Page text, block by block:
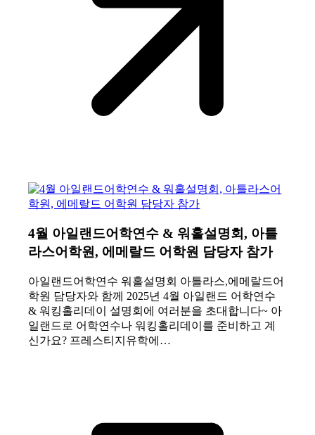
4월 아일랜드어학연수 & 워홀설명회, 아틀
라스어학원, 에메랄드 어학원 담당자 참가
아일랜드어학연수 워홀설명회 아틀라스,에메랄드어
학원 담당자와 함께 2025년 4월 아일랜드 어학연수
& 워킹홀리데이 설명회에 여러분을 초대합니다~ 아
일랜드로 어학연수나 워킹홀리데이를 준비하고 계
신가요? 프레스티지유학에…